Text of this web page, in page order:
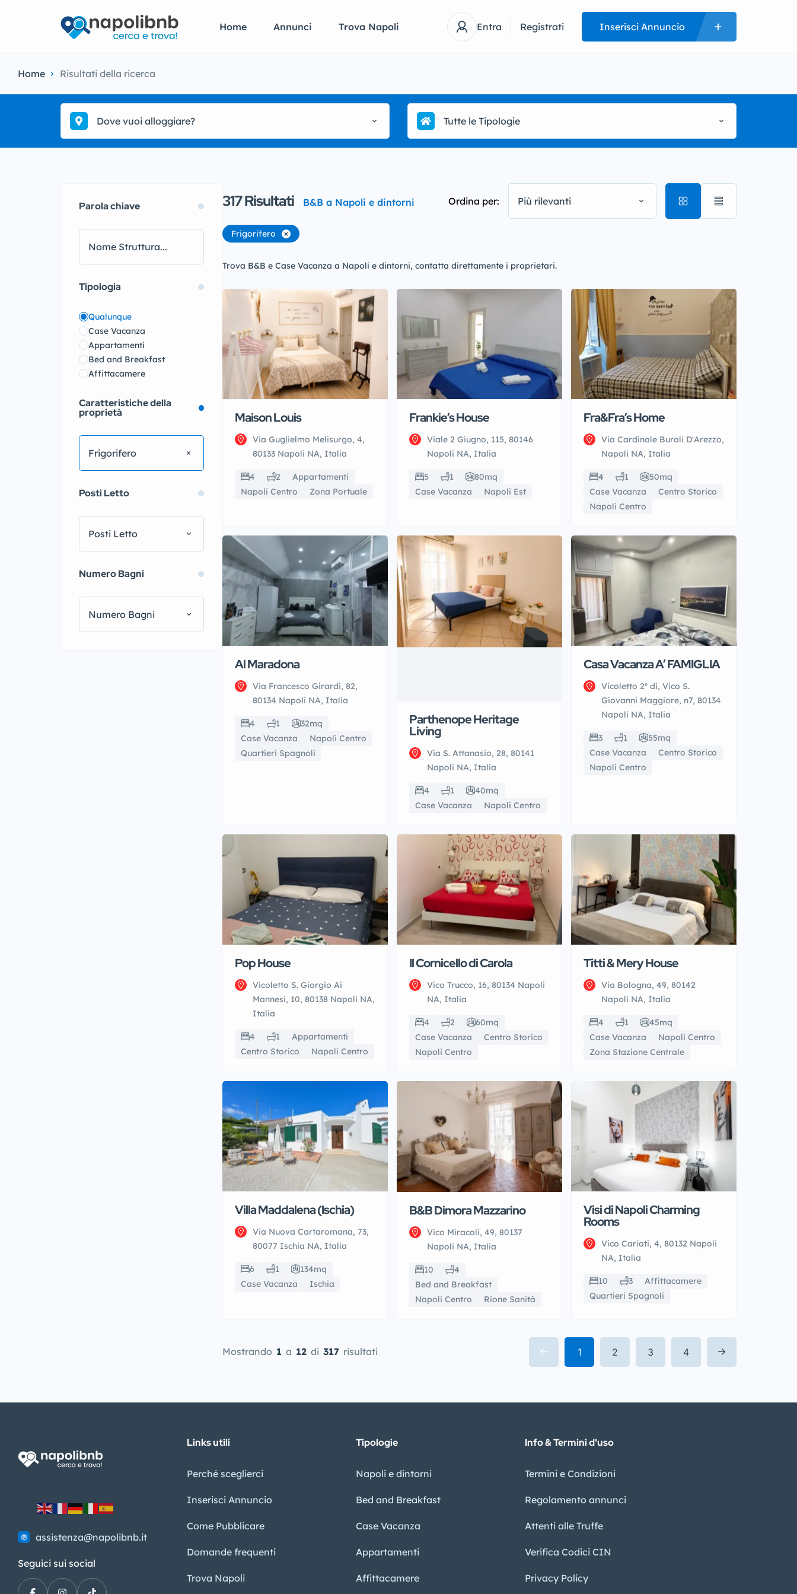
Home Annunci Trova Napoli Entra Registrati Inserisci Annuncio
Home Risultati della ricerca
Dove vuoi alloggiare? Tutte le Tipologie
Parola chiave
Tipologia
Qualunque
Case Vacanza
Appartamenti
Bed and Breakfast
Affittacamere
Caratteristiche della
proprietà
Frigorifero
Posti Letto
Posti Letto
Numero Bagni
Numero Bagni
317Risultati B&B a Napoli e dintorni Ordina per: Più rilevanti
Frigorifero
Trova B&B e Case Vacanza a Napoli e dintorni, contatta direttamente i proprietari.
Maison Louis
Via Guglielmo Melisurgo, 4,
80133 Napoli NA, Italia
4 2
Appartamenti
Napoli Centro
Zona Portuale
Frankie’s House
Viale 2 Giugno, 115, 80146
Napoli NA, Italia
5 1
80mq
Case Vacanza
Napoli Est
Fra&Fra’s Home
Via Cardinale Burali D'Arezzo,
Napoli NA, Italia
4 1
50mq
Case Vacanza
Centro Storico
Napoli Centro
Al Maradona
Via Francesco Girardi, 82,
80134 Napoli NA, Italia
4 1
32mq
Case Vacanza
Napoli Centro
Quartieri Spagnoli
Parthenope Heritage
Living
Via S. Attanasio, 28, 80141
Napoli NA, Italia
4 1
40mq
Case Vacanza
Napoli Centro
Casa Vacanza A’ FAMIGLIA
Vicoletto 2º di, Vico S.
Giovanni Maggiore, n7, 80134
Napoli NA, Italia
3 1
55mq
Case Vacanza
Centro Storico
Napoli Centro
Pop House
Vicoletto S. Giorgio Ai
Mannesi, 10, 80138 Napoli NA,
Italia
4 1
Appartamenti
Centro Storico
Napoli Centro
Il Cornicello di Carola
Vico Trucco, 16, 80134 Napoli
NA, Italia
4 2
60mq
Case Vacanza
Centro Storico
Napoli Centro
Titti & Mery House
Via Bologna, 49, 80142
Napoli NA, Italia
4 1
45mq
Case Vacanza
Napoli Centro
Zona Stazione Centrale
Villa Maddalena (Ischia)
Via Nuova Cartaromana, 73,
80077 Ischia NA, Italia
6 1
134mq
Case Vacanza
Ischia
B&B Dimora Mazzarino
Vico Miracoli, 49, 80137
Napoli NA, Italia
10
4
Bed and Breakfast
Napoli Centro
Rione Sanità
Visi di Napoli Charming
Rooms
Vico Cariati, 4, 80132 Napoli
NA, Italia
10 3
Affittacamere
Quartieri Spagnoli
Mostrando 1 a 12 di 317 risultati 1 2 3 4
assistenza@napolibnb.it
Seguici sui social
Links utili
Perché sceglierci
Inserisci Annuncio
Come Pubblicare
Domande frequenti
Trova Napoli
Tipologie
Napoli e dintorni
Bed and Breakfast
Case Vacanza
Appartamenti
Affittacamere
Info & Termini d'uso
Termini e Condizioni
Regolamento annunci
Attenti alle Truffe
Verifica Codici CIN
Privacy Policy​